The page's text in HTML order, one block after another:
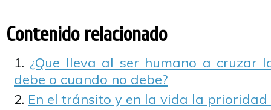
Contenido relacionado
¿Que lleva al ser humano a cruzar
debe o cuando no debe?
En el tránsito y en la vida la prioridad